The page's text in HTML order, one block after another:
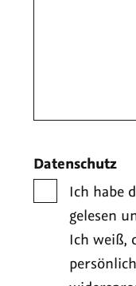
Datenschutz
Ich habe
gelesen
Ich weiß,